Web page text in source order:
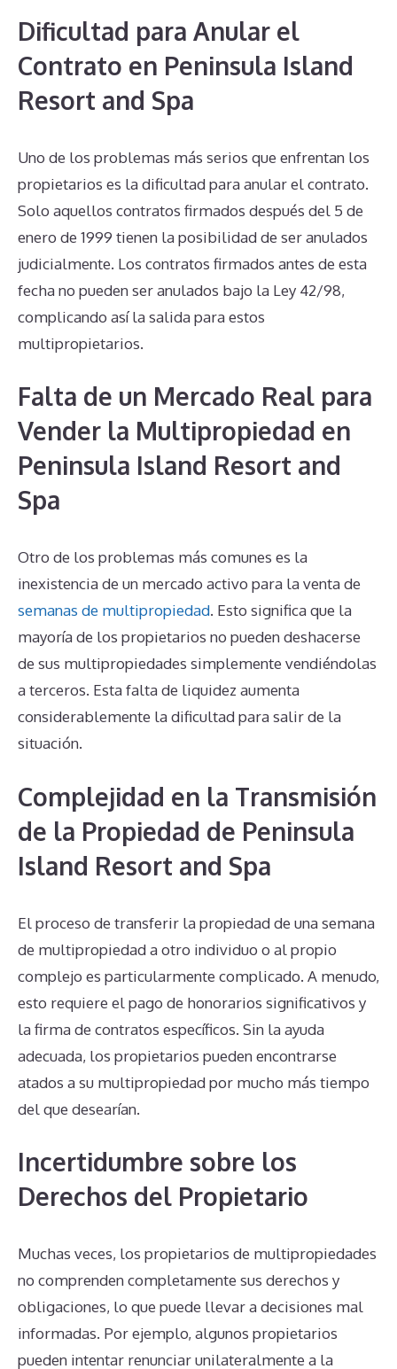
Dificultad para Anular el
Contrato en Peninsula Island
Resort and Spa
Uno de los problemas más serios que enfrentan los
propietarios es la dificultad para anular el contrato.
Solo aquellos contratos firmados después del 5 de
enero de 1999 tienen la posibilidad de ser anulados
judicialmente. Los contratos firmados antes de esta
fecha no pueden ser anulados bajo la Ley 42/98,
complicando así la salida para estos
multipropietarios.
Falta de un Mercado Real para
Vender la Multipropiedad en
Peninsula Island Resort and
Spa
Otro de los problemas más comunes es la
inexistencia de un mercado activo para la venta de
semanas de multipropiedad. Esto significa que la
mayoría de los propietarios no pueden deshacerse
de sus multipropiedades simplemente vendiéndolas
a terceros. Esta falta de liquidez aumenta
considerablemente la dificultad para salir de la
situación.
Complejidad en la Transmisión
de la Propiedad de Peninsula
Island Resort and Spa
El proceso de transferir la propiedad de una semana
de multipropiedad a otro individuo o al propio
complejo es particularmente complicado. A menudo,
esto requiere el pago de honorarios significativos y
la firma de contratos específicos. Sin la ayuda
adecuada, los propietarios pueden encontrarse
atados a su multipropiedad por mucho más tiempo
del que desearían.
Incertidumbre sobre los
Derechos del Propietario
Muchas veces, los propietarios de multipropiedades
no comprenden completamente sus derechos y
obligaciones, lo que puede llevar a decisiones mal
informadas. Por ejemplo, algunos propietarios
pueden intentar renunciar unilateralmente a la